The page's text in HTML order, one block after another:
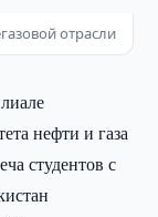
отрасли
нефти и газа
студентов с